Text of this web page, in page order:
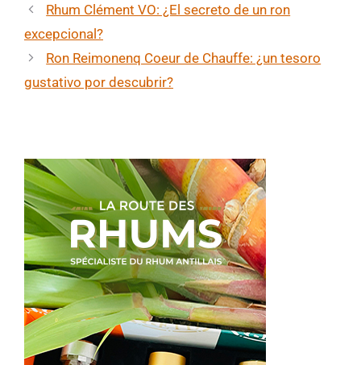
Rhum Clément VO: ¿El secreto de un ron
excepcional?
Ron Reimonenq Coeur de Chauffe: ¿un tesoro
gustativo por descubrir?